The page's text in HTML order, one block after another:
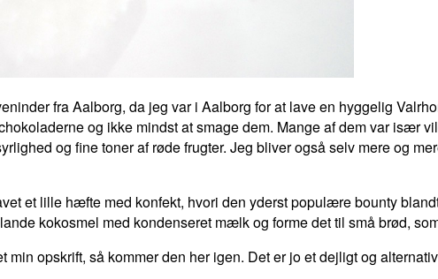
fra Aalborg, da jeg var i Aalborg for at lave en hyggelig
og ikke mindst at smage dem. Mange af dem var
og fine toner af røde frugter. Jeg bliver også selv mere og
et lille hæfte med konfekt, hvori den yderst populære bounty
kokosmel med kondenseret mælk og forme det til små brød,
min opskrift, så kommer den her igen. Det er jo et dejligt og